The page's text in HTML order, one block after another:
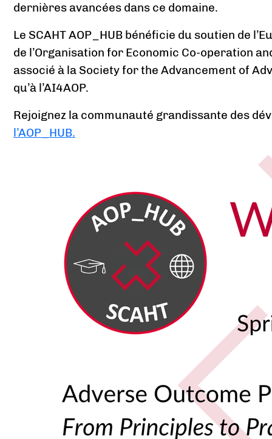
dernières avancées dans ce domaine.
Le SCAHT AOP_HUB bénéficie du soutien de
de l’Organisation for Economic Co-operation
associé à la Society for the Advancement of
qu’à l’AI4AOP.
Rejoignez la communauté grandissante des
l’AOP_HUB.